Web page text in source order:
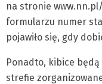
na stronie
formularzu numer
pojawiło się, gdy
Ponadto, kibice
strefie